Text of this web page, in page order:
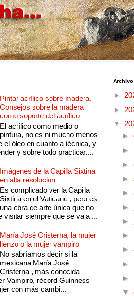
Pintar acrílico sobre madera.
Consejos sobre la madera
como soporte del acrílico
El acrílico como medio o
pintura, no es ni mucho menos
el óleo en cuanto a técnica, y
y sobre todo practicar....
Imágenes de la Capilla Sixtina
en alta resolución
Es complicado ver la Capilla
Sixtina en el Vaticano , pero es
una obra de arte única que no
visitar siempre que se va a ...
María José Cristerna, la mujer
lienzo o la mujer vampiro
No sabríamos decir si la
mexicana María José
Cristerna , más conocida
Vampiro, récord Guinness
con más cambi...
►
►
▼
►
►
►
►
►
►
►
►
►
►
►
▼